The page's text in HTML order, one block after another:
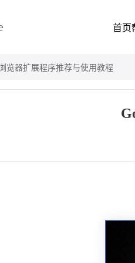
首页
览器扩展程序推荐与使用教程